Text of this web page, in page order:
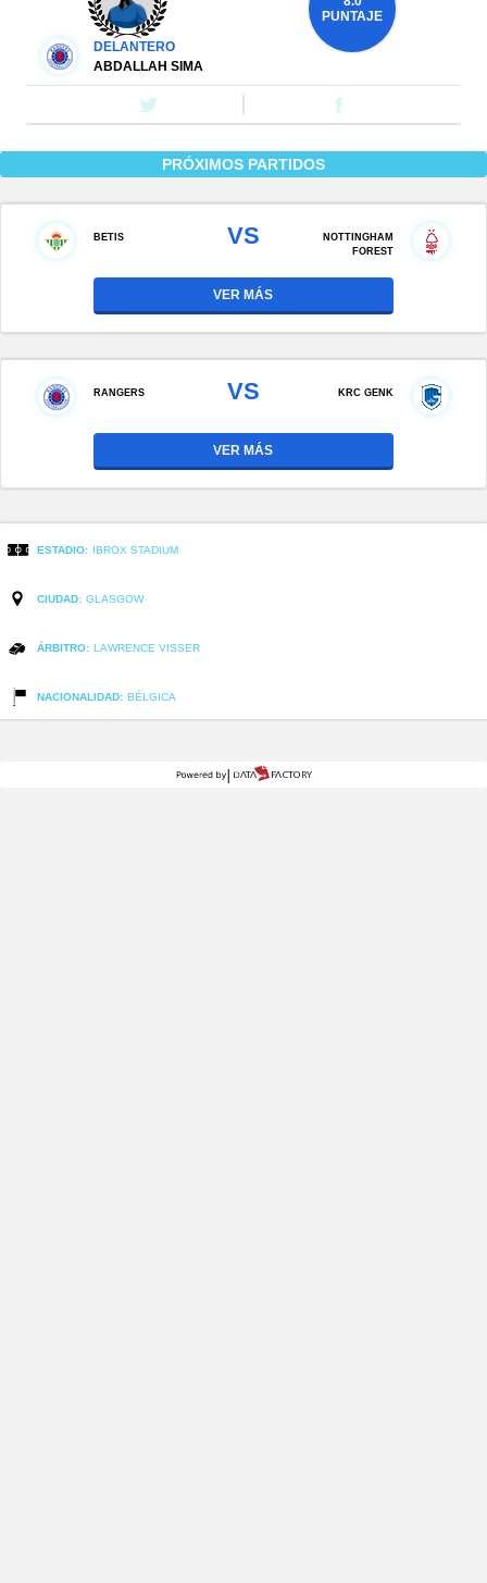
DELANTERO
ABDALLAH SIMA
PUNTAJE
PRÓXIMOS PARTIDOS
BETIS VS
NOTTINGHAM
FOREST
VER MÁS
RANGERS VS KRC GENK
VER MÁS
ESTADIO: IBROX STADIUM
CIUDAD: GLASGOW
ÁRBITRO: LAWRENCE VISSER
NACIONALIDAD: BÉLGICA